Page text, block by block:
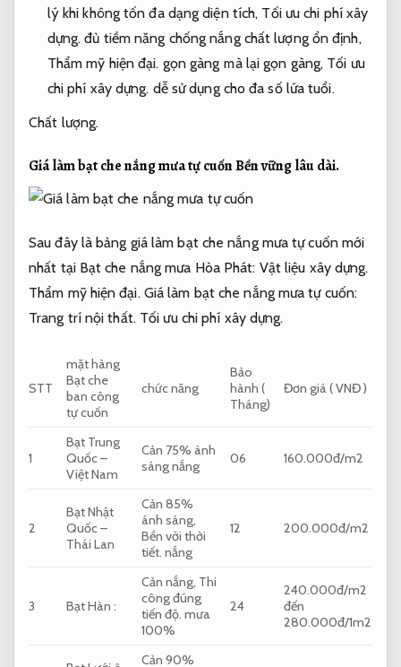
lý khi không tốn đa dạng diện tích, Tối ưu chi phí xây
dựng. đủ tiềm năng chống nắng chất lượng ổn định,
Thẩm mỹ hiện đại. gọn gàng mà lại gọn gàng, Tối ưu
chi phí xây dựng. dễ sử dụng cho đa số lứa tuổi.
Chất lượng.
Giá làm bạt che nắng mưa tự cuốnBền vững lâu dài.
Sau đây là bảng giá làm bạt che nắng mưa tự cuốn mới
nhất tại Bạt che nắng mưa Hòa Phát: Vật liệu xây dựng.
Thẩm mỹ hiện đại.Giá làm bạt che nắng mưa tự cuốn:
Trang trí nội thất. Tối ưu chi phí xây dựng.
STT
mặt hàng
Bạt che
ban công
tự cuốn
chức năng
Bảo
hành (
Tháng)
Đơn giá ( VNĐ )
1
Bạt Trung
Quốc –
Việt Nam
Cản 75% ánh
sáng nắng
06 160.000đ/m2
2
Bạt Nhật
Quốc –
Thái Lan
Cản 85%
ánh sáng,
Bền với thời
tiết. nắng
12 200.000đ/m2
3 Bạt Hàn :
Cản nắng, Thi
công đúng
tiến độ. mưa
100%
24
240.000đ/m2
đến
280.000đ/1m2
Cản 90%